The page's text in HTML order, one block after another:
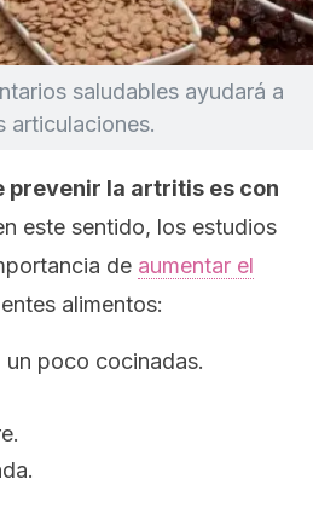
saludables ayudará a
articulaciones.
prevenir la artritis es con
este sentido, los estudios
de aumentar el
alimentos:
un poco cocinadas.